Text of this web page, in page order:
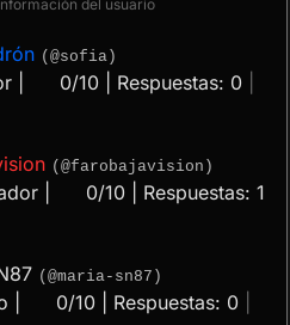
del usuario
(@sofia)
| 0/10 | Respuestas: 0
(@farobajavision)
|
0/10 | Respuestas: 1
(@maria-sn87)
| 0/10 | Respuestas: 0